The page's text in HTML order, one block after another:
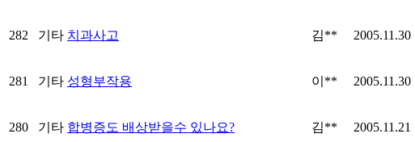
282 기타 치과사고 김** 2005.11.30
281 기타 성형부작용 이** 2005.11.30
280 기타 합병증도 배상받을수 있나요? 김** 2005.11.21